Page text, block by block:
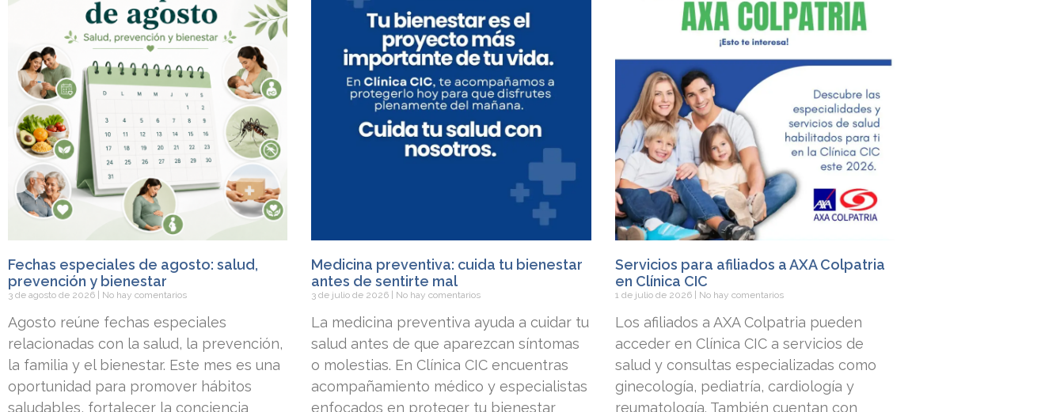
Fechas especiales de agosto: salud,
prevención y bienestar
3 de agosto de 2026 No hay comentarios
Agosto reúne fechas especiales
relacionadas con la salud, la prevención,
la familia y el bienestar. Este mes es una
oportunidad para promover hábitos
saludables, fortalecer la conciencia
Medicina preventiva: cuida tu bienestar
antes de sentirte mal
3 de julio de 2026 No hay comentarios
La medicina preventiva ayuda a cuidar tu
salud antes de que aparezcan síntomas
o molestias. En Clínica CIC encuentras
acompañamiento médico y especialistas
enfocados en proteger tu bienestar
Servicios para afiliados a AXA Colpatria
en Clínica CIC
1 de julio de 2026 No hay comentarios
Los afiliados a AXA Colpatria pueden
acceder en Clínica CIC a servicios de
salud y consultas especializadas como
ginecología, pediatría, cardiología y
reumatología. También cuentan con